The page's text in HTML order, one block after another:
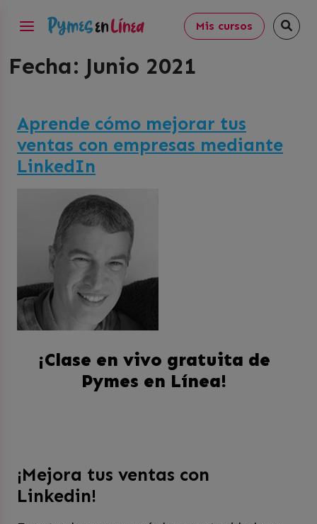
Mis cursos
Fecha: Junio 2021
Aprende cómo mejorar tus
ventas con empresas mediante
LinkedIn
¡Clase en vivo gratuita de
Pymes en Línea!
¡Mejora tus ventas con
Linkedin!